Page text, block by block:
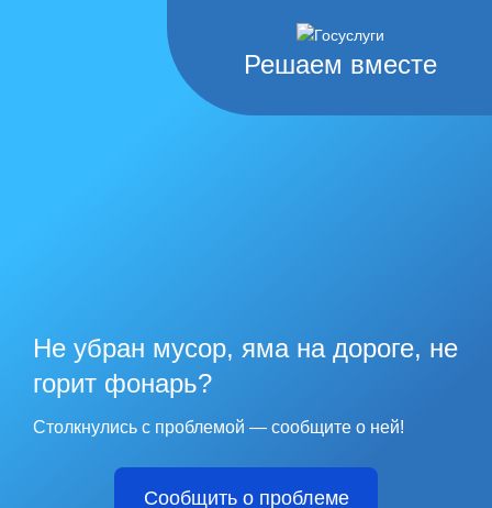
Решаем вместе
Не убран мусор, яма на дороге, не
горит фонарь?
Столкнулись с проблемой — сообщите о ней!
Сообщить о проблеме